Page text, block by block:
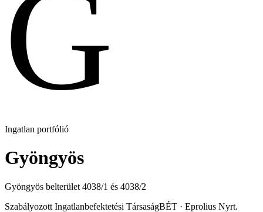
G
Ingatlan portfólió
Gyöngyös
Gyöngyös belterület 4038/1 és 4038/2
Szabályozott Ingatlanbefektetési TársaságBÉT · Eprolius Nyrt.